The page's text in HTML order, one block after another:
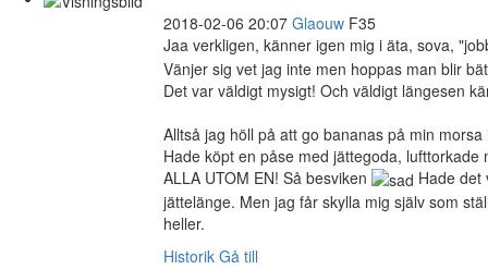
2018-02-06 20:07 Glaouw F35
Jaa verkligen, känner igen mig i äta, sova,
Vänjer sig vet jag inte men hoppas man blir
Det var väldigt mysigt! Och väldigt längesen
Alltså jag höll på att go bananas på min
Hade köpt en påse med jättegoda, lufttorkade
ALLA UTOM EN! Så besviken
Hade det
jättelänge. Men jag får skylla mig själv som
heller.
Historik Gå till